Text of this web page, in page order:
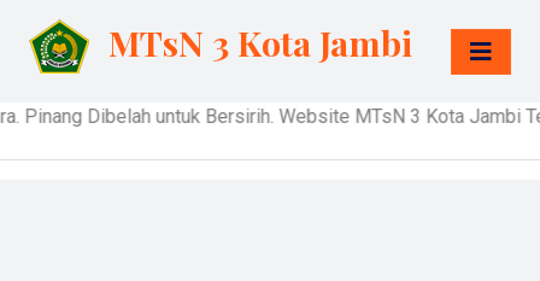
MTsN 3 Kota Jambi
Dibelah untuk Bersirih. Website MTsN 3 Kota Jambi